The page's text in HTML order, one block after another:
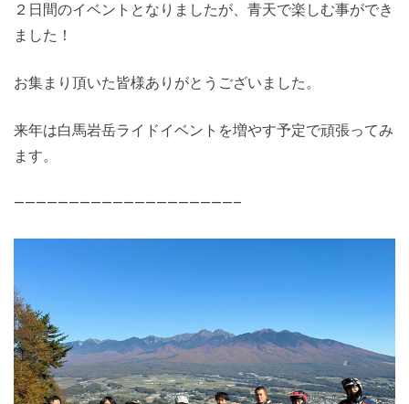
２日間のイベントとなりましたが、青天で楽しむ事ができ
ました！
お集まり頂いた皆様ありがとうございました。
来年は白馬岩岳ライドイベントを増やす予定で頑張ってみ
ます。
————————————————————–